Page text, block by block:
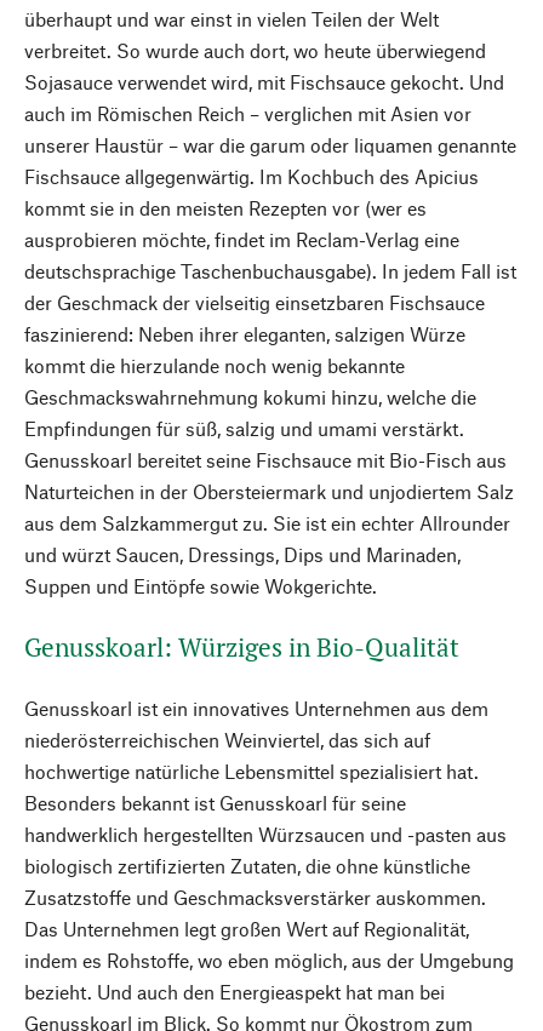
überhaupt und war einst in vielen Teilen der Welt
verbreitet. So wurde auch dort, wo heute überwiegend
Sojasauce verwendet wird, mit Fischsauce gekocht. Und
auch im Römischen Reich – verglichen mit Asien vor
unserer Haustür – war die garum oder liquamen genannte
Fischsauce allgegenwärtig. Im Kochbuch des Apicius
kommt sie in den meisten Rezepten vor (wer es
ausprobieren möchte, findet im Reclam-Verlag eine
deutschsprachige Taschenbuchausgabe). In jedem Fall ist
der Geschmack der vielseitig einsetzbaren Fischsauce
faszinierend: Neben ihrer eleganten, salzigen Würze
kommt die hierzulande noch wenig bekannte
Geschmackswahrnehmung kokumi hinzu, welche die
Empfindungen für süß, salzig und umami verstärkt.
Genusskoarl bereitet seine Fischsauce mit Bio-Fisch aus
Naturteichen in der Obersteiermark und unjodiertem Salz
aus dem Salzkammergut zu. Sie ist ein echter Allrounder
und würzt Saucen, Dressings, Dips und Marinaden,
Suppen und Eintöpfe sowie Wokgerichte.
Genusskoarl: Würziges in Bio-Qualität
Genusskoarl ist ein innovatives Unternehmen aus dem
niederösterreichischen Weinviertel, das sich auf
hochwertige natürliche Lebensmittel spezialisiert hat.
Besonders bekannt ist Genusskoarl für seine
handwerklich hergestellten Würzsaucen und -pasten aus
biologisch zertifizierten Zutaten, die ohne künstliche
Zusatzstoffe und Geschmacksverstärker auskommen.
Das Unternehmen legt großen Wert auf Regionalität,
indem es Rohstoffe, wo eben möglich, aus der Umgebung
bezieht. Und auch den Energieaspekt hat man bei
Genusskoarl im Blick. So kommt nur Ökostrom zum